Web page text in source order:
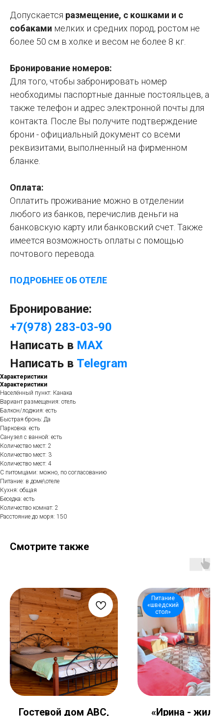
Допускается размещение, с кошками и с
собаками мелких и средних пород, ростом не
более 50 см в холке и весом не более 8 кг.
Бронирование номеров:
Для того, чтобы забронировать номер
необходимы паспортные данные постояльцев, а
также телефон и адрес электронной почты для
контакта. После Вы получите подтверждение
брони - официальный документ со всеми
реквизитами, выполненный на фирменном
бланке.
Оплата:
Оплатить проживание можно в отделении
любого из банков, перечислив деньги на
банковскую карту или банковский счет. Также
имеется возможность оплаты с помощью
почтового перевода.
ПОДРОБНЕЕ ОБ ОТЕЛЕ
Бронирование:
+7(978) 283-03-90
Написать в МАХ
Написать в Telеgram
Характеристики
Характеристики
Населённый пункт: Канака
Вариант размещения: отель
Балкон/лоджия: есть
Быстрая бронь: Да
Парковка: есть
Санузел с ванной: есть
Количество мест: 2
Количество мест: 3
Количество мест: 4
С питомцами: можно, по согласованию
Питание: в доме\отеле
Кухня: общая
Беседка: есть
Количество комнат: 2
Расстояние до моря: 150
Смотрите также
Гостевой дом АВС,
Питание
«шведский
стол»
«Ирина -